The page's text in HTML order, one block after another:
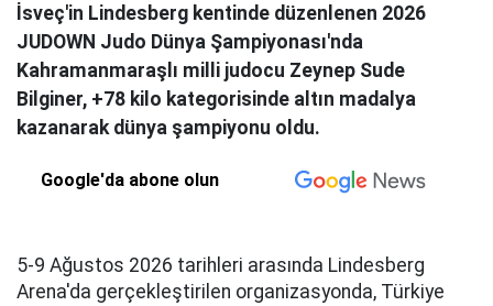
İsveç'in Lindesberg kentinde düzenlenen 2026
JUDOWN Judo Dünya Şampiyonası'nda
Kahramanmaraşlı milli judocu Zeynep Sude
Bilginer, +78 kilo kategorisinde altın madalya
kazanarak dünya şampiyonu oldu.
Google'da abone olun
5-9 Ağustos 2026 tarihleri arasında Lindesberg
Arena'da gerçekleştirilen organizasyonda, Türkiye